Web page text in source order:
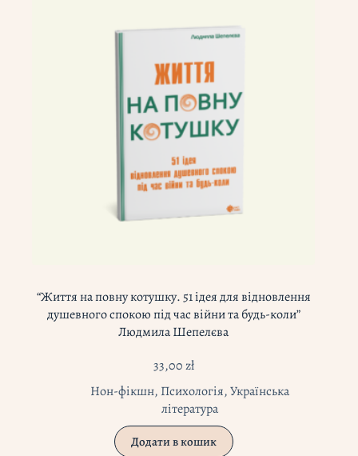
“Життя на повну котушку. 51 ідея для відновлення
душевного спокою під час війни та будь-коли”
Людмила Шепелєва
33,00zł
Нон-фікшн, Психологія,Українська
література
Додати в кошик